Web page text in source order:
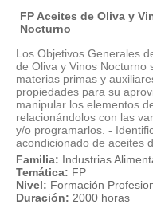
FP Aceites de Oliva y
Nocturno
Los Objetivos Generales
de Oliva y Vinos Nocturno
materias primas y
propiedades para su
manipular los elementos
relacionándolos con las
y/o programarlos. -
acondicionado de aceites
Familia: Industrias
Temática: FP
Nivel: Formación
Duración: 2000 horas